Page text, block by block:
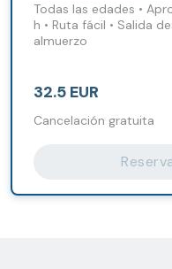
Todas las edades •
h • Ruta fácil • Salida
almuerzo
32.5 EUR
Cancelación gratuita